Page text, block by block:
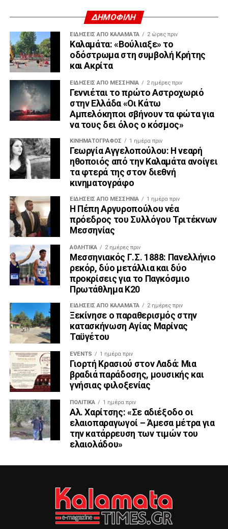
ΔΗΜΟΦΙΛΗ
ΕΙΔΗΣΕΙΣ ΑΠΟ ΚΑΛΑΜΑΤΑ 2 ώρες πριν
Καλαμάτα: «Βούλιαξε» το
οδόστρωμα στη συμβολή Κρήτης
και Ακρίτα
ΕΙΔΉΣΕΙΣ ΑΠΟ ΜΕΣΣΗΝΊΑ 2 ημέρες πριν
Γεννιέται το πρώτο Αστροχωριό
στην Ελλάδα «Οι Κάτω
Αμπελόκηποι σβήνουν τα φώτα για
να τους δει όλος ο κόσμος»
ΚΙΝΗΜΑΤΟΓΡΆΦΟΣ 1 ημέρα πριν
Γεωργία Αγγελοπούλου: Η νεαρή
ηθοποιός από την Καλαμάτα ανοίγει
τα φτερά της στον διεθνή
κινηματογράφο
ΕΙΔΉΣΕΙΣ ΑΠΟ ΜΕΣΣΗΝΊΑ 1 ημέρα πριν
Η Πέπη Αργυροπούλου νέα
πρόεδρος του Συλλόγου Τριτέκνων
Μεσσηνίας
ΑΘΛΗΤΙΚΆ 2 ημέρες πριν
Μεσσηνιακός Γ.Σ. 1888: Πανελλήνιο
ρεκόρ, δύο μετάλλια και δύο
προκρίσεις για το Παγκόσμιο
Πρωτάθλημα Κ20
ΕΙΔΗΣΕΙΣ ΑΠΟ ΚΑΛΑΜΑΤΑ 2 ημέρες πριν
Ξεκίνησε ο παραθερισμός στην
κατασκήνωση Αγίας Μαρίνας
Ταϋγέτου
EVENTS 1 ημέρα πριν
Γιορτή Κρασιού στον Λαδά: Μια
βραδιά παράδοσης, μουσικής και
γνήσιας φιλοξενίας
ΠΟΛΙΤΙΚΆ 1 ημέρα πριν
Αλ. Χαρίτσης: «Σε αδιέξοδο οι
ελαιοπαραγωγοί – Άμεσα μέτρα για
την κατάρρευση των τιμών του
ελαιολάδου»